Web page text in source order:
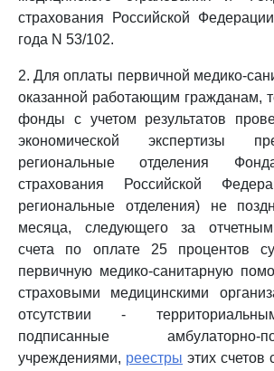
страхования Российской
года N 53/102.
2. Для оплаты первичной медико-
оказанной работающим гражданам,
фонды с учетом результатов
экономической экспертизы
региональные отделения
страхования Российской
региональные отделения) не
месяца, следующего за
счета по оплате 25 процентов
первичную медико-санитарную
страховыми медицинскими
отсутствии -
подписанные амбулаторно-
учреждениями, реестры этих счетов